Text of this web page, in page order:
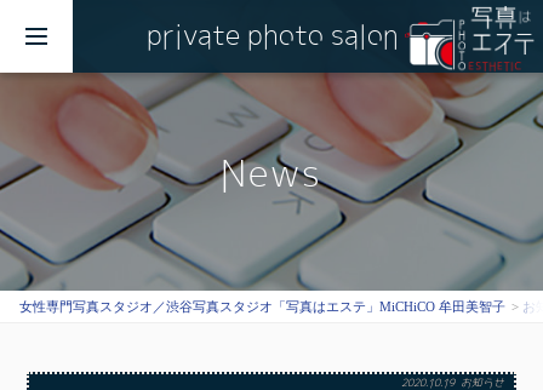
private photo salon
News
女性専門写真スタジオ／渋谷写真スタジオ「写真はエステ」MiCHiCO 牟田美智子 お
2020.10.19 お知らせ